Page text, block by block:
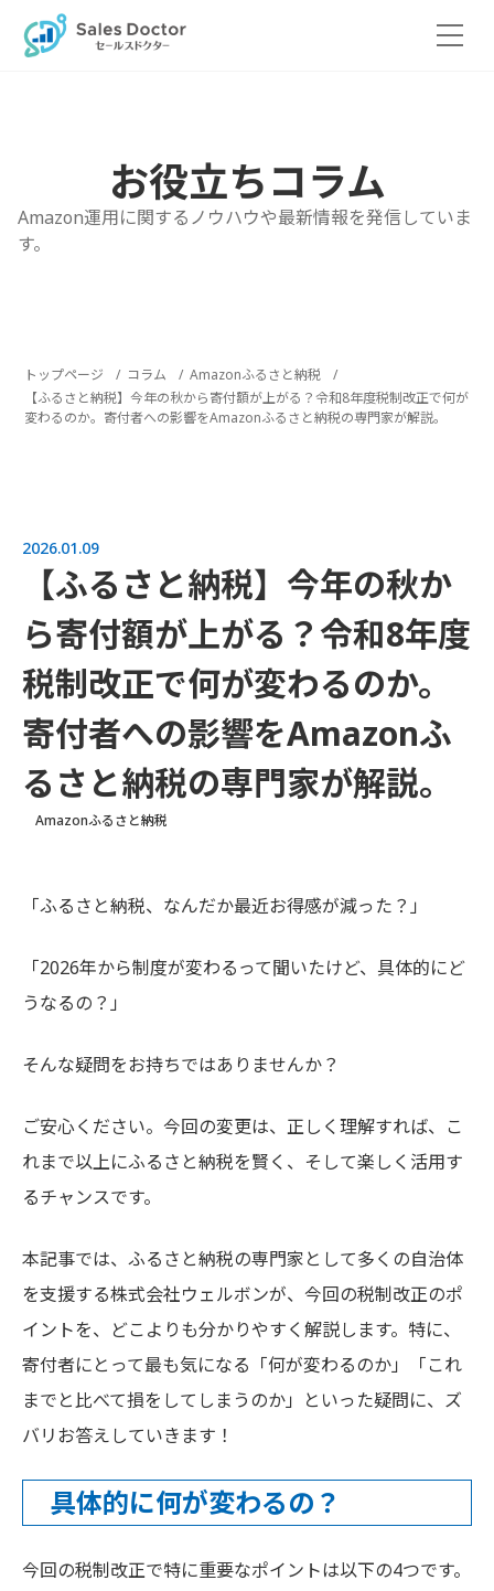
the
お役立ちコラム
Amazon運用に関するノウハウや最新情報を発信していま
す。
トップページ コラム
Amazonふるさと納税
【ふるさと納税】今年の秋から寄付額が上がる？令和8年度税制改正で何が
変わるのか。寄付者への影響をAmazonふるさと納税の専門家が解説。
2026.01.09
【ふるさと納税】今年の秋か
ら寄付額が上がる？令和8年度
税制改正で何が変わるのか。
寄付者への影響をAmazonふ
るさと納税の専門家が解説。
Amazonふるさと納税
「ふるさと納税、なんだか最近お得感が減った？」
「2026年から制度が変わるって聞いたけど、具体的にど
うなるの？」
そんな疑問をお持ちではありませんか？
ご安心ください。今回の変更は、正しく理解すれば、こ
れまで以上にふるさと納税を賢く、そして楽しく活用す
るチャンスです。
本記事では、ふるさと納税の専門家として多くの自治体
を支援する株式会社ウェルボンが、今回の税制改正のポ
イントを、どこよりも分かりやすく解説します。特に、
寄付者にとって最も気になる「何が変わるのか」「これ
までと比べて損をしてしまうのか」といった疑問に、ズ
バリお答えしていきます！
具体的に何が変わるの？
今回の税制改正で特に重要なポイントは以下の4つです。